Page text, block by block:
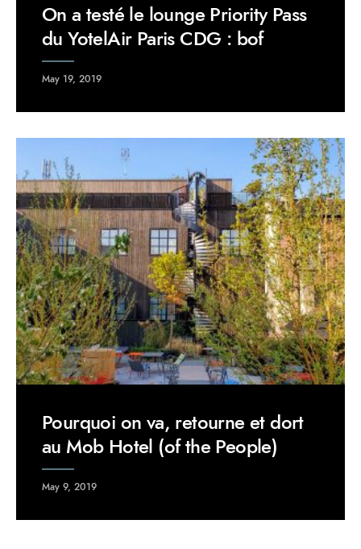
On a testé le lounge Priority Pass
du YotelAir Paris CDG : bof
May 19, 2019
Pourquoi on va, retourne et dort
au Mob Hotel (of the People)
May 9, 2019